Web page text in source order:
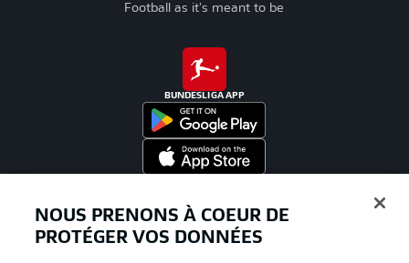
Football as it's meant to be
BUNDESLIGA APP
NOUS PRENONS À COEUR DE
PROTÉGER VOS DONNÉES